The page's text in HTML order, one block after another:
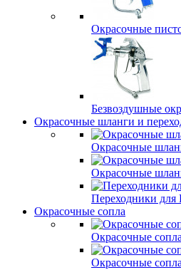
Окрасочные
Безвоздушные
Окрасочные шланги и
Окрасочные
Окрасочные
Переходники
Окрасочные сопла
Окрасочные сопла
Окрасочные